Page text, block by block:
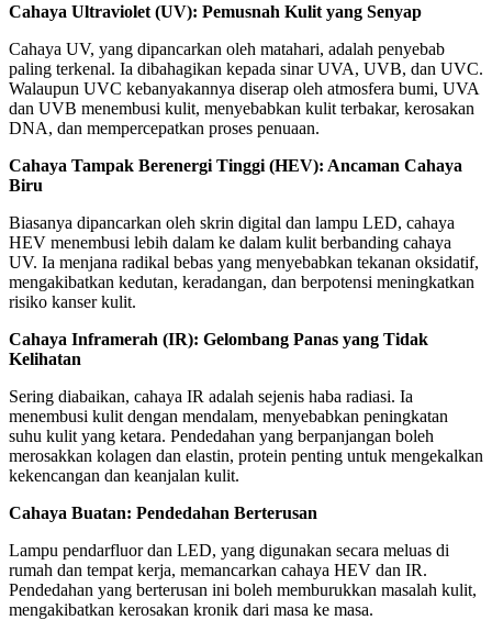
Cahaya Ultraviolet (UV): Pemusnah Kulit yang Senyap
Cahaya UV, yang dipancarkan oleh matahari, adalah penyebab
paling terkenal. Ia dibahagikan kepada sinar UVA, UVB, dan UVC.
Walaupun UVC kebanyakannya diserap oleh atmosfera bumi, UVA
dan UVB menembusi kulit, menyebabkan kulit terbakar, kerosakan
DNA, dan mempercepatkan proses penuaan.
Cahaya Tampak Berenergi Tinggi (HEV): Ancaman Cahaya
Biru
Biasanya dipancarkan oleh skrin digital dan lampu LED, cahaya
HEV menembusi lebih dalam ke dalam kulit berbanding cahaya
UV. Ia menjana radikal bebas yang menyebabkan tekanan oksidatif,
mengakibatkan kedutan, keradangan, dan berpotensi meningkatkan
risiko kanser kulit.
Cahaya Inframerah (IR): Gelombang Panas yang Tidak
Kelihatan
Sering diabaikan, cahaya IR adalah sejenis haba radiasi. Ia
menembusi kulit dengan mendalam, menyebabkan peningkatan
suhu kulit yang ketara. Pendedahan yang berpanjangan boleh
merosakkan kolagen dan elastin, protein penting untuk mengekalkan
kekencangan dan keanjalan kulit.
Cahaya Buatan: Pendedahan Berterusan
Lampu pendarfluor dan LED, yang digunakan secara meluas di
rumah dan tempat kerja, memancarkan cahaya HEV dan IR.
Pendedahan yang berterusan ini boleh memburukkan masalah kulit,
mengakibatkan kerosakan kronik dari masa ke masa.